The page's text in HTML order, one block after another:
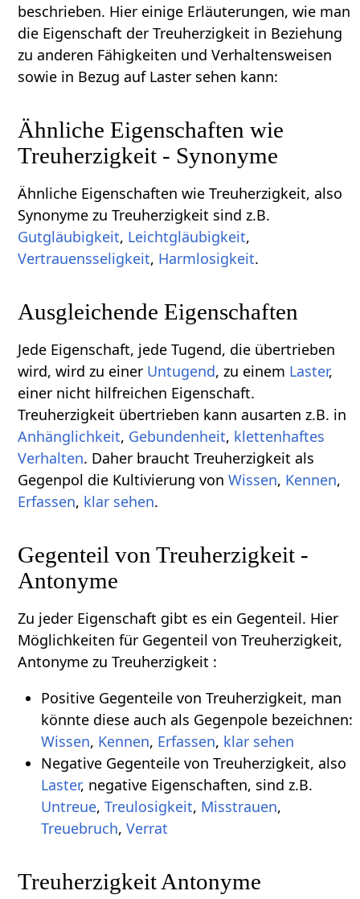
beschrieben. Hier einige Erläuterungen, wie man
die Eigenschaft der Treuherzigkeit in Beziehung
zu anderen Fähigkeiten und Verhaltensweisen
sowie in Bezug auf Laster sehen kann:
Ähnliche Eigenschaften wie
Treuherzigkeit - Synonyme
Ähnliche Eigenschaften wie Treuherzigkeit, also
Synonyme zu Treuherzigkeit sind z.B.
Gutgläubigkeit, Leichtgläubigkeit,
Vertrauensseligkeit, Harmlosigkeit.
Ausgleichende Eigenschaften
Jede Eigenschaft, jede Tugend, die übertrieben
wird, wird zu einer Untugend, zu einem Laster,
einer nicht hilfreichen Eigenschaft.
Treuherzigkeit übertrieben kann ausarten z.B. in
Anhänglichkeit, Gebundenheit, klettenhaftes
Verhalten. Daher braucht Treuherzigkeit als
Gegenpol die Kultivierung vonWissen, Kennen,
Erfassen, klar sehen.
Gegenteil von Treuherzigkeit -
Antonyme
Zu jeder Eigenschaft gibt es ein Gegenteil. Hier
Möglichkeiten für Gegenteil von Treuherzigkeit,
Antonyme zu Treuherzigkeit :
Positive Gegenteile von Treuherzigkeit, man
könnte diese auch als Gegenpole bezeichnen:
Wissen, Kennen, Erfassen, klar sehen
Negative Gegenteile von Treuherzigkeit, also
Laster, negative Eigenschaften, sind z.B.
Untreue, Treulosigkeit, Misstrauen,
Treuebruch, Verrat
Treuherzigkeit Antonyme